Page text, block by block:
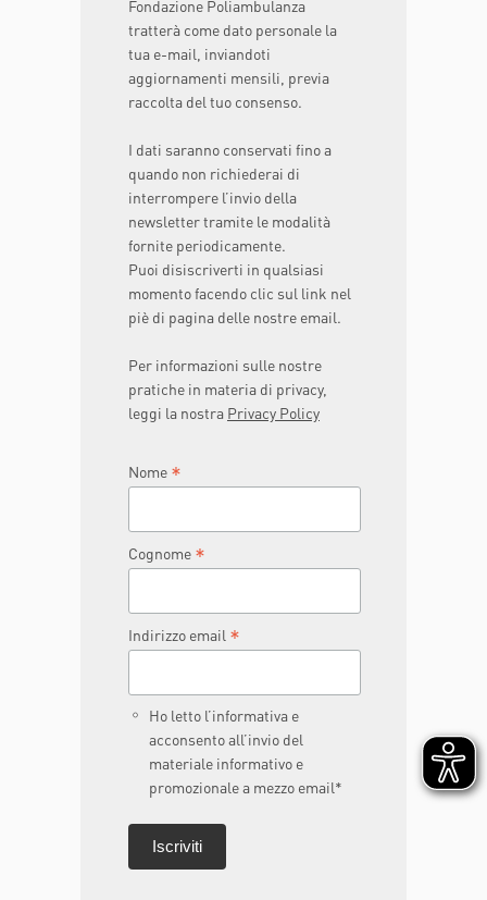
Fondazione Poliambulanza
tratterà come dato personale la
tua e-mail, inviandoti
aggiornamenti mensili, previa
raccolta del tuo consenso.
I dati saranno conservati fino a
quando non richiederai di
interrompere l’invio della
newsletter tramite le modalità
fornite periodicamente.
Puoi disiscriverti in qualsiasi
momento facendo clic sul link nel
piè di pagina delle nostre email.
Per informazioni sulle nostre
pratiche in materia di privacy,
leggi la nostra Privacy Policy
Nome *
Cognome *
Indirizzo email *
Ho letto l’informativa e
acconsento all’invio del
materiale informativo e
promozionale a mezzo email*